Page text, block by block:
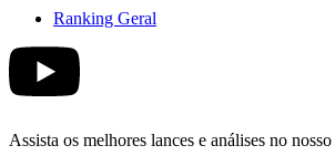
Ranking Geral
Assista os melhores lances e análises no